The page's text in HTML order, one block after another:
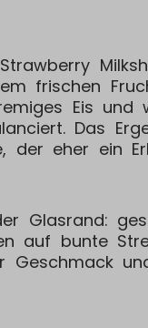
frischen
Eis und
Das
der eher ein
Glasrand:
auf bunte
Geschmack